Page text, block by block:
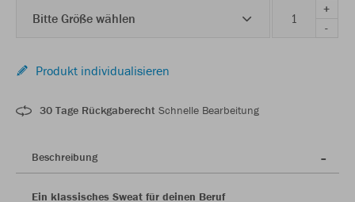
Bitte Größe wählen
+
-
Produkt individualisieren
30 Tage Rückgaberecht Schnelle Bearbeitung
Beschreibung
Ein klassisches Sweat für deinen Beruf